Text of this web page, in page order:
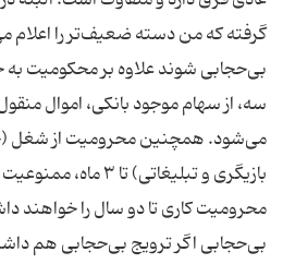
گرفته که من دسته ضعیف‌تر را اعلام
بی‌حجابی شوند علاوه بر محکومیت به
سه، از سهام موجود بانکی، اموال
می‌شود. همچنین محرومیت از شغل
بازیگری و تبلیغاتی)
محرومیت کاری تا دو سال را خواهند
بی‌حجابی اگر ترویج بی‌حجابی هم